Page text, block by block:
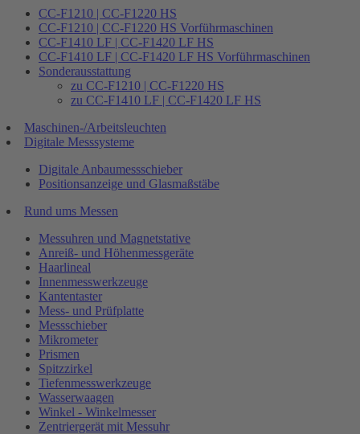
CC-F1210 | CC-F1220 HS
CC-F1210 | CC-F1220 HS Vorführmaschinen
CC-F1410 LF | CC-F1420 LF HS
CC-F1410 LF | CC-F1420 LF HS Vorführmaschinen
Sonderausstattung
zu CC-F1210 | CC-F1220 HS
zu CC-F1410 LF | CC-F1420 LF HS
Maschinen-/Arbeitsleuchten
Digitale Messsysteme
Digitale Anbaumessschieber
Positionsanzeige und Glasmaßstäbe
Rund ums Messen
Messuhren und Magnetstative
Anreiß- und Höhenmessgeräte
Haarlineal
Innenmesswerkzeuge
Kantentaster
Mess- und Prüfplatte
Messschieber
Mikrometer
Prismen
Spitzzirkel
Tiefenmesswerkzeuge
Wasserwaagen
Winkel - Winkelmesser
Zentriergerät mit Messuhr